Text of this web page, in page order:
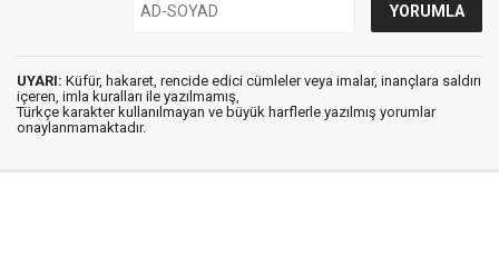
UYARI: Küfür, hakaret, rencide edici cümleler veya imalar, inançlara saldırı
içeren, imla kuralları ile yazılmamış,
Türkçe karakter kullanılmayan ve büyük harflerle yazılmış yorumlar
onaylanmamaktadır.